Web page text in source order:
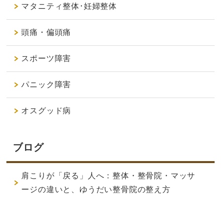
マタニティ整体･妊婦整体
頭痛・偏頭痛
スポーツ障害
パニック障害
オスグッド病
ブログ
肩こりが「戻る」人へ：整体・整骨院・マッサ
ージの違いと、ゆうだい整骨院の整え方